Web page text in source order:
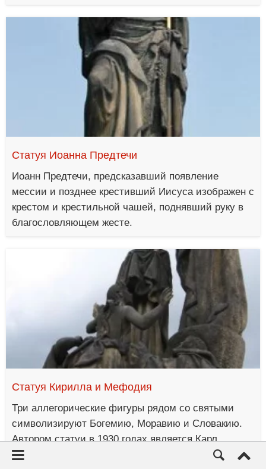
Статуя Иоанна Предтечи
Иоанн Предтечи, предсказавший появление
мессии и позднее крестивший Иисуса изображен с
крестом и крестильной чашей, поднявший руку в
благословляющем жесте.
Статуя Кирилла и Мефодия
Три аллегорические фигуры рядом со святыми
символизируют Богемию, Моравию и Словакию.
Автором статуи в 1930 годах является Карл
Дворжек.